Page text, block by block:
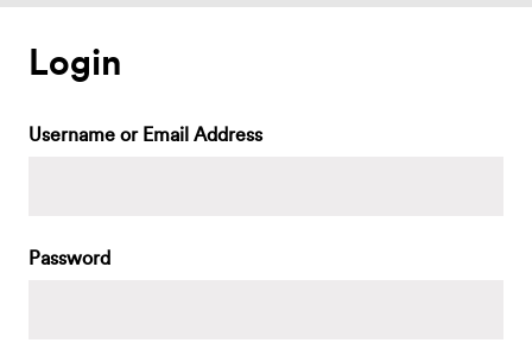
Login
Username or Email Address
Password